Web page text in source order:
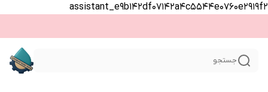
assistant_e9b142df07142a4c5544e0760e2919f2
جستجو